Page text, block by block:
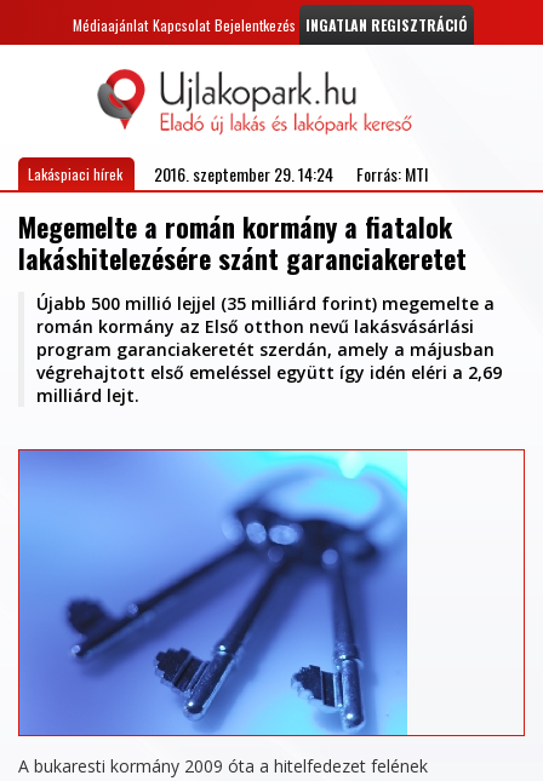
Médiaajánlat Kapcsolat Bejelentkezés INGATLAN REGISZTRÁCIÓ
Lakáspiaci hírek 2016. szeptember 29. 14:24 Forrás: MTI
Megemelte a román kormány a fiatalok
lakáshitelezésére szánt garanciakeretet
Újabb 500 millió lejjel (35 milliárd forint) megemelte a
román kormány az Első otthon nevű lakásvásárlási
program garanciakeretét szerdán, amely a májusban
végrehajtott első emeléssel együtt így idén eléri a 2,69
milliárd lejt.
A bukaresti kormány 2009 óta a hitelfedezet felének